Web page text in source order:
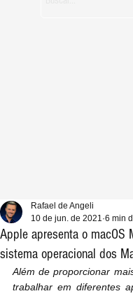
Apple apresenta o macOS
sistema operacional dos
Rafael de Angeli
10 de jun. de 2021 6 min
Além de proporcionar
trabalhar em diferentes